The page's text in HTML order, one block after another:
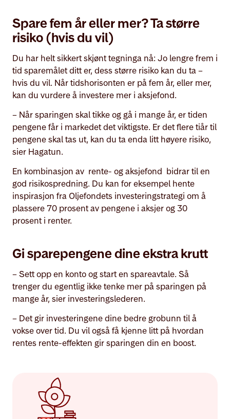
Spare fem år eller mer? Ta større
risiko (hvis du vil)
Du har helt sikkert skjønt tegninga nå: Jo lengre frem i
tid sparemålet ditt er, dess større risiko kan du ta –
hvis du vil. Når tidshorisonten er på fem år, eller mer,
kan du vurdere å investere mer i aksjefond.
– Når sparingen skal tikke og gå i mange år, er tiden
pengene får i markedet det viktigste. Er det flere tiår til
pengene skal tas ut, kan du ta enda litt høyere risiko,
sier Hagatun.
En kombinasjon av rente- og aksjefond bidrar til en
god risikospredning. Du kan for eksempel hente
inspirasjon fra Oljefondets investeringstrategi om å
plassere 70 prosent av pengene i aksjer og 30
prosent i renter.
Gi sparepengene dine ekstra krutt
– Sett opp en konto og start en spareavtale. Så
trenger du egentlig ikke tenke mer på sparingen på
mange år, sier investeringslederen.
– Det gir investeringene dine bedre grobunn til å
vokse over tid. Du vil også få kjenne litt på hvordan
rentes rente-effekten gir sparingen din en boost.